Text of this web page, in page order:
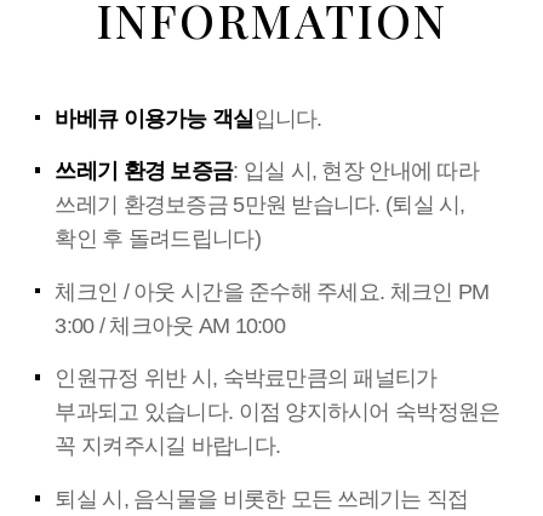
INFORMATION
바베큐 이용가능 객실 입니다.
쓰레기 환경 보증금: 입실 시, 현장 안내에 따라
쓰레기 환경보증금 5만원 받습니다. (퇴실 시,
확인 후 돌려드립니다)
체크인 / 아웃 시간을 준수해 주세요. 체크인 PM
3:00 / 체크아웃 AM 10:00
인원규정 위반 시, 숙박료만큼의 패널티가
부과되고 있습니다. 이점 양지하시어 숙박정원은
꼭 지켜주시길 바랍니다.
퇴실 시, 음식물을 비롯한 모든 쓰레기는 직접